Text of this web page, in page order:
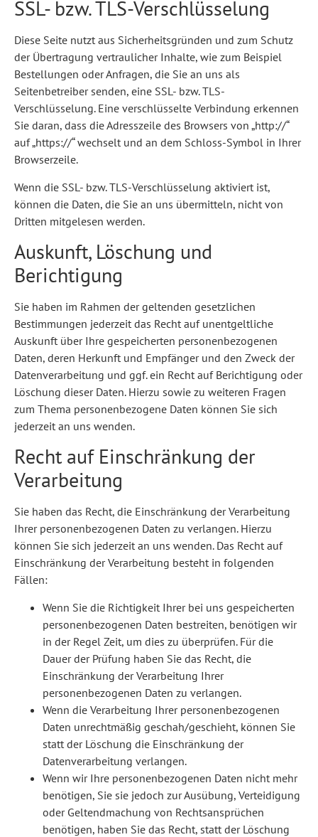
SSL- bzw. TLS-Verschlüsselung
Diese Seite nutzt aus Sicherheitsgründen und zum Schutz
der Übertragung vertraulicher Inhalte, wie zum Beispiel
Bestellungen oder Anfragen, die Sie an uns als
Seitenbetreiber senden, eine SSL- bzw. TLS-
Verschlüsselung. Eine verschlüsselte Verbindung erkennen
Sie daran, dass die Adresszeile des Browsers von „http://“
auf „https://“ wechselt und an dem Schloss-Symbol in Ihrer
Browserzeile.
Wenn die SSL- bzw. TLS-Verschlüsselung aktiviert ist,
können die Daten, die Sie an uns übermitteln, nicht von
Dritten mitgelesen werden.
Auskunft, Löschung und
Berichtigung
Sie haben im Rahmen der geltenden gesetzlichen
Bestimmungen jederzeit das Recht auf unentgeltliche
Auskunft über Ihre gespeicherten personenbezogenen
Daten, deren Herkunft und Empfänger und den Zweck der
Datenverarbeitung und ggf. ein Recht auf Berichtigung oder
Löschung dieser Daten. Hierzu sowie zu weiteren Fragen
zum Thema personenbezogene Daten können Sie sich
jederzeit an uns wenden.
Recht auf Einschränkung der
Verarbeitung
Sie haben das Recht, die Einschränkung der Verarbeitung
Ihrer personenbezogenen Daten zu verlangen. Hierzu
können Sie sich jederzeit an uns wenden. Das Recht auf
Einschränkung der Verarbeitung besteht in folgenden
Fällen:
Wenn Sie die Richtigkeit Ihrer bei uns gespeicherten
personenbezogenen Daten bestreiten, benötigen wir
in der Regel Zeit, um dies zu überprüfen. Für die
Dauer der Prüfung haben Sie das Recht, die
Einschränkung der Verarbeitung Ihrer
personenbezogenen Daten zu verlangen.
Wenn die Verarbeitung Ihrer personenbezogenen
Daten unrechtmäßig geschah/geschieht, können Sie
statt der Löschung die Einschränkung der
Datenverarbeitung verlangen.
Wenn wir Ihre personenbezogenen Daten nicht mehr
benötigen, Sie sie jedoch zur Ausübung, Verteidigung
oder Geltendmachung von Rechtsansprüchen
benötigen, haben Sie das Recht, statt der Löschung